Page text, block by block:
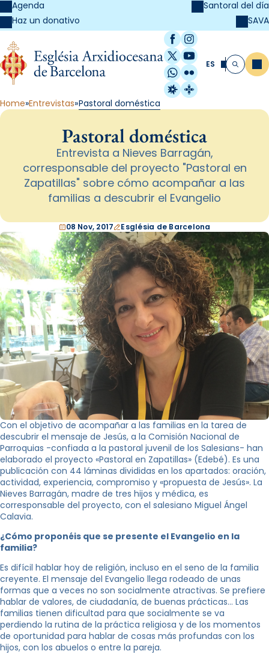
Agenda
Haz un donativo
Santoral del día
SAVA
Facebook
Instagram
X / Twitter
YouTube
WhatsApp
Flickr
Radio Estel
Catalunya
ES Buscar
Home Entrevistas Pastoral doméstica
Pastoral doméstica
Entrevista a Nieves Barragán,
corresponsable del proyecto "Pastoral en
Zapatillas" sobre cómo acompañar a las
familias a descubrir el Evangelio
08 Nov, 2017 Església de Barcelona
Con el objetivo de acompañar a las familias en la tarea de
descubrir el mensaje de Jesús, a la Comisión Nacional de
Parroquias -confiada a la pastoral juvenil de los Salesians- han
elaborado el proyecto «Pastoral en Zapatillas» (Edebé). Es una
publicación con 44 láminas divididas en los apartados: oración,
actividad, experiencia, compromiso y «propuesta de Jesús». La
Nieves Barragán, madre de tres hijos y médica, es
corresponsable del proyecto, con el salesiano Miguel Ángel
Calavia.
¿Cómo proponéis que se presente el Evangelio en la
familia?
Es difícil hablar hoy de religión, incluso en el seno de la familia
creyente. El mensaje del Evangelio llega rodeado de unas
formas que a veces no son socialmente atractivas. Se prefiere
hablar de valores, de ciudadanía, de buenas prácticas… Las
familias tienen dificultad para que socialmente se va
perdiendo la rutina de la práctica religiosa y de los momentos
de oportunidad para hablar de cosas más profundas con los
hijos, con los abuelos o entre la pareja.